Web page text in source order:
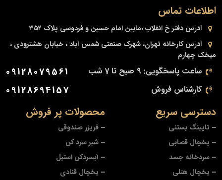
محصولات پر فروش
فریزر صندوقی
شیر سرد کن
آبسردکن استیل
یخچال قنادی
دسترسی سریع
تاپینگ بستنی
یخچال قصابی
سردخانه جسد
یخچال هتلی
اطلاعات تماس
آدرس دفتر خ انقلاب ،مابین امام حسین و فردوسی پلاک ۳۵۲
آدرس کارخانه تهران، شهرک صنعتی شمس آباد ، خیابان هشترودی ،
میخک چهارم
ساعت پاسخگویی: 9 صبح تا 7 شب 09128079561
کارشناس فروش 09128694157